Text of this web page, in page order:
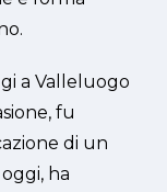
a Valleluogo
fu
di un
ha